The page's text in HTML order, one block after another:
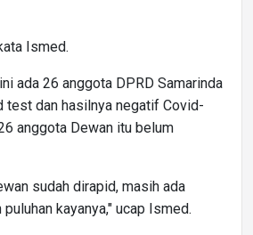
Ismed.
ada 26 anggota DPRD Samarinda
test dan hasilnya negatif Covid-
anggota Dewan itu belum
sudah dirapid, masih ada
kayanya," ucap Ismed.